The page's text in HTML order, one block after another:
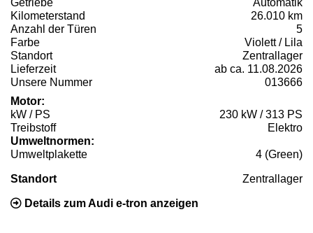
Kilometerstand
26.010 km
Anzahl der Türen
5
Farbe
Violett / Lila
Standort
Zentrallager
Lieferzeit
ab ca. 11.08.2026
Unsere Nummer
013666
Motor:
kW / PS
230 kW / 313 PS
Treibstoff
Elektro
Umweltnormen:
Umweltplakette
4 (Green)
Standort Zentrallager
Details zum Audi e-tron anzeigen